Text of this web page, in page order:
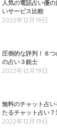
人気の電話占い優
いサービス比較
2022年12月19日
圧倒的な評判！８
の占い３銃士
2022年12月19日
無料のチャット占
たるチャット占い７
2022年12月19日